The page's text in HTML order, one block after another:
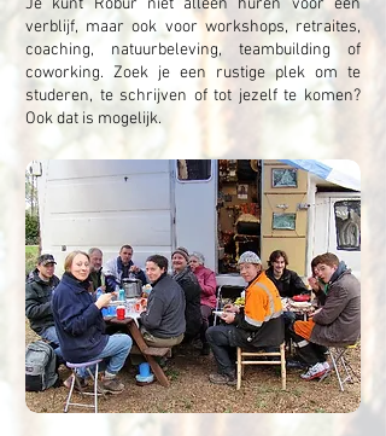
Je kunt Robur niet alleen huren voor een
verblijf, maar ook voor workshops, retraites,
coaching, natuurbeleving, teambuilding of
coworking. Zoek je een rustige plek om te
studeren, te schrijven of tot jezelf te komen?
Ook dat is mogelijk.